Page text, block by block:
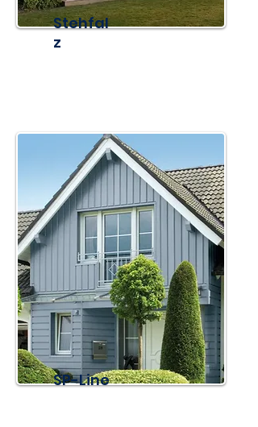
Stehfal
z
SP-Line